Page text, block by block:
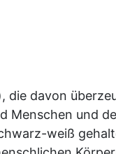
davon
und
weiß